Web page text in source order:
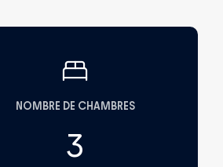
NOMBRE DE CHAMBRES
3